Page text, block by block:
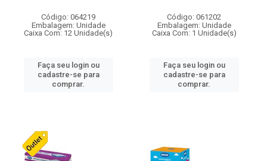
Código: 064219
Embalagem: Unidade
Caixa Com: 12 Unidade(s)
Faça seu login ou
cadastre-se para
comprar.
Código: 061202
Embalagem: Unidade
Caixa Com: 1 Unidade(s)
Faça seu login ou
cadastre-se para
comprar.